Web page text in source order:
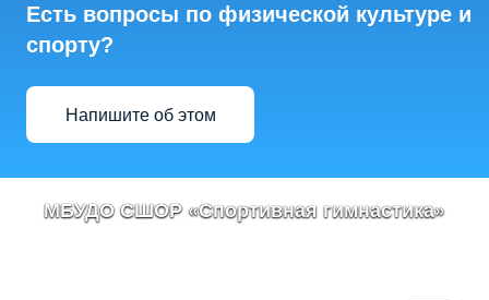
Есть вопросы по физической культуре и
спорту?
Напишите об этом
МБУДО СШОР «Спортивная гимнастика»